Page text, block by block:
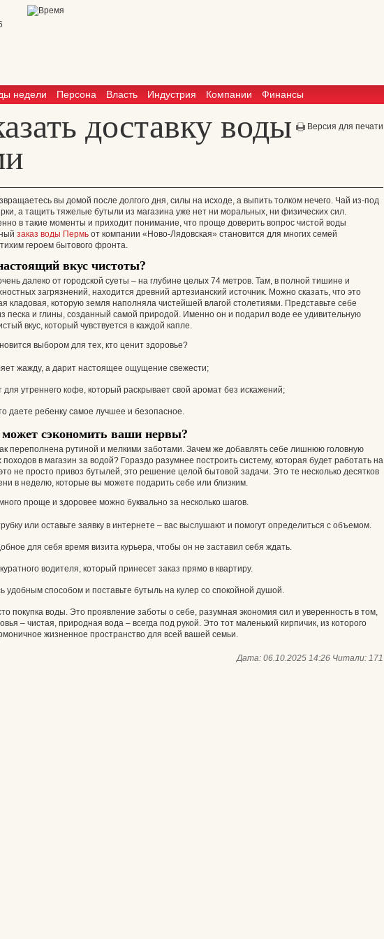
недели Персона Власть Индустрия Компании Финансы
Версия для печати
доставку воды
вы домой после долгого дня, силы на исходе, а выпить толком нечего. Чай из-под
а тащить тяжелые бутыли из магазина уже нет ни моральных, ни физических сил.
в такие моменты и приходит понимание, что проще доверить вопрос чистой воды
заказ воды Пермь от компании «Ново-Лядовская» становится для многих семей
героем бытового фронта.
вкус чистоты?
далеко от городской суеты – на глубине целых 74 метров. Там, в полной тишине и
загрязнений, находится древний артезианский источник. Можно сказать, что это
кладовая, которую земля наполняла чистейшей влагой столетиями. Представьте себе
песка и глины, созданный самой природой. Именно он и подарил воде ее удивительную
вкус, который чувствуется в каждой капле.
выбором для тех, кто ценит здоровье?
жажду, а дарит настоящее ощущение свежести;
для утреннего кофе, который раскрывает свой аромат без искажений;
даете ребенку самое лучшее и безопасное.
может сэкономить ваши нервы?
переполнена рутиной и мелкими заботами. Зачем же добавлять себе лишнюю головную
в магазин за водой? Гораздо разумнее построить систему, которая будет работать на
не просто привоз бутылей, это решение целой бытовой задачи. Это те несколько десятков
в неделю, которые вы можете подарить себе или близким.
проще и здоровее можно буквально за несколько шагов.
или оставьте заявку в интернете – вас выслушают и помогут определиться с объемом.
для себя время визита курьера, чтобы он не заставил себя ждать.
водителя, который принесет заказ прямо в квартиру.
удобным способом и поставьте бутыль на кулер со спокойной душой.
покупка воды. Это проявление заботы о себе, разумная экономия сил и уверенность в том,
– чистая, природная вода – всегда под рукой. Это тот маленький кирпичик, из которого
жизненное пространство для всей вашей семьи.
Дата: 06.10.2025 14:26 Читали: 171